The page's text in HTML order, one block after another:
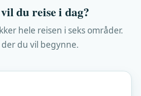
du reise i dag?
hele reisen i seks områder.
der du vil begynne.